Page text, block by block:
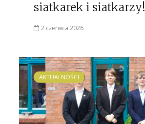
siatkarek i siatkarzy!
2 czerwca 2026
AKTUALNOŚCI